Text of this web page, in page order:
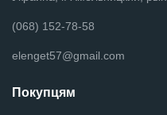
(068) 152-78-58
elenget57@gmail.com
Покупцям